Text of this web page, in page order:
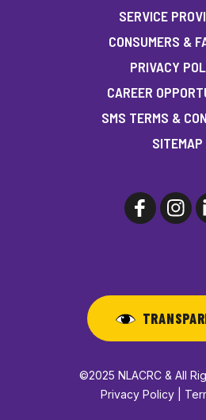
SERVICE
CONSUMERS &
PRIVACY
CAREER
SMS TERMS &
SITEMAP
©2025 NLACRC & All
Privacy Policy |